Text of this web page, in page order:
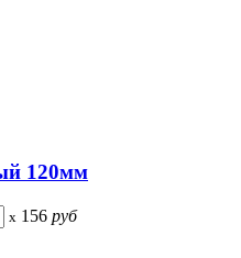
120мм
x 156 руб